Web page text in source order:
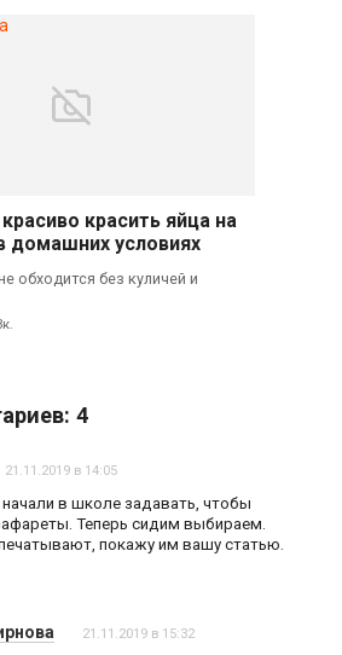
красить яйца на
домашних условиях
обходится без куличей и
4
21.11.2019 в 14:05
в школе задавать, чтобы
Теперь сидим выбираем.
покажу им вашу статью.
21.11.2019 в 15:32